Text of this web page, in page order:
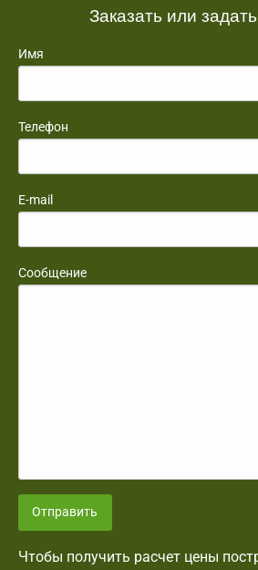
Заказать или
Имя
Телефон
E-mail
Сообщение
Отправить
Чтобы получить расчет цены